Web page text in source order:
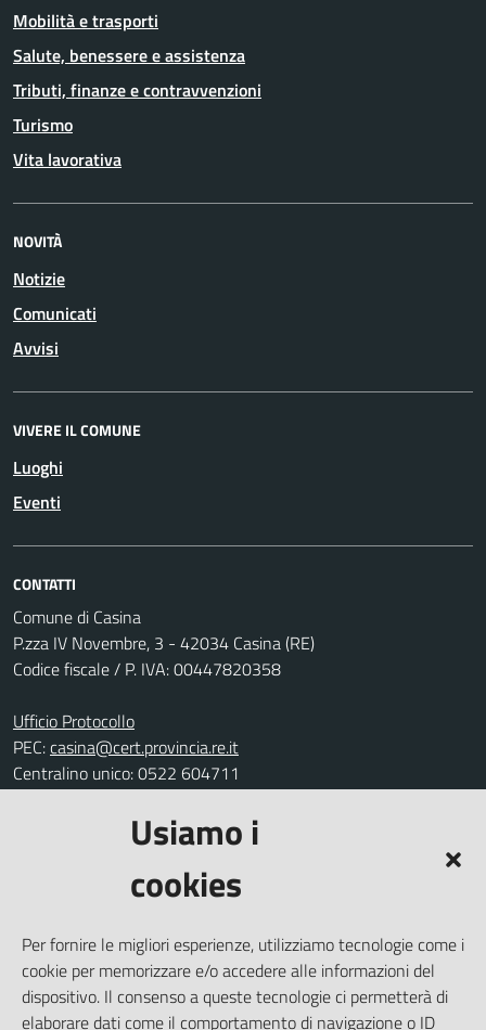
Usiamo i
cookies
Per fornire le migliori esperienze, utilizziamo tecnologie come i
cookie per memorizzare e/o accedere alle informazioni del
dispositivo. Il consenso a queste tecnologie ci permetterà di
elaborare dati come il comportamento di navigazione o ID
Mobilità e trasporti
Salute, benessere e assistenza
Tributi, finanze e contravvenzioni
Turismo
Vita lavorativa
NOVITÀ
Notizie
Comunicati
Avvisi
VIVERE IL COMUNE
Luoghi
Eventi
CONTATTI
Comune di Casina
P.zza IV Novembre, 3 - 42034 Casina (RE)
Codice fiscale / P. IVA: 00447820358
Ufficio Protocollo
PEC:casina@cert.provincia.re.it
Centralino unico: 0522 604711
Segnalazione disservizio
Amministrazione trasparente
Informativa privacy